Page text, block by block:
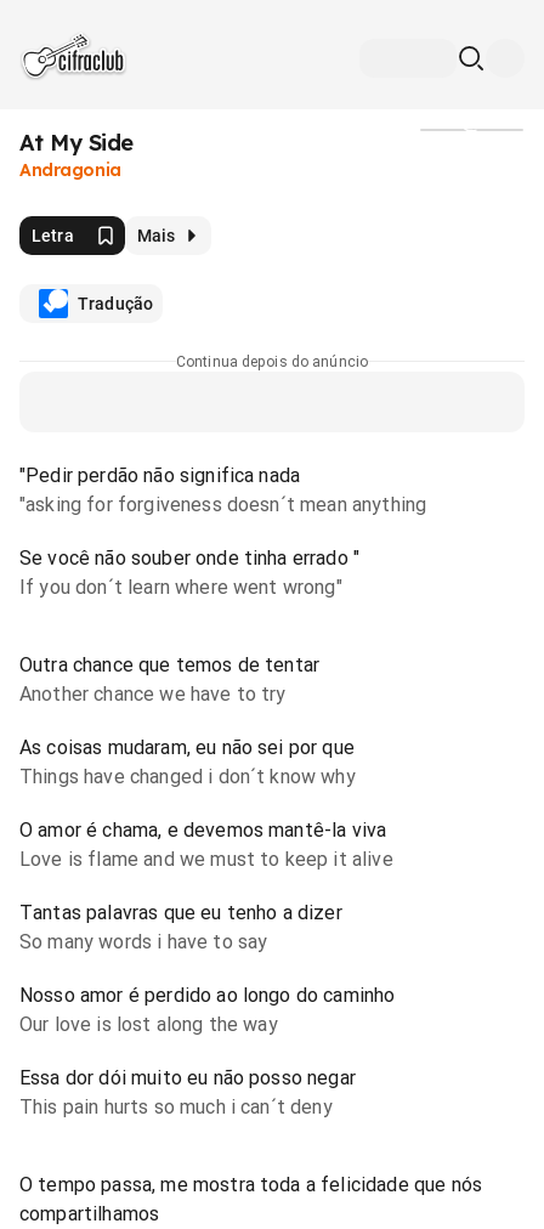
At My Side
Andragonia
Letra Mais
Tradução
Continua depois do anúncio
"Pedir perdão não significa nada
"asking for forgiveness doesn´t mean anything
Se você não souber onde tinha errado "
If you don´t learn where went wrong"
Outra chance que temos de tentar
Another chance we have to try
As coisas mudaram, eu não sei por que
Things have changed i don´t know why
O amor é chama, e devemos mantê-la viva
Love is flame and we must to keep it alive
Tantas palavras que eu tenho a dizer
So many words i have to say
Nosso amor é perdido ao longo do caminho
Our love is lost along the way
Essa dor dói muito eu não posso negar
This pain hurts so much i can´t deny
O tempo passa, me mostra toda a felicidade que nós
compartilhamos